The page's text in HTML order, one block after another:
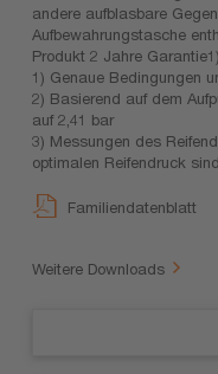
andere aufblasbare
Aufbewahrungstasche
Produkt 2 Jahre Garantie1)
1) Genaue Bedingungen
2) Basierend auf dem
auf 2,41 bar
3) Messungen des
optimalen Reifendruck
Familiendatenblatt
Weitere Downloads